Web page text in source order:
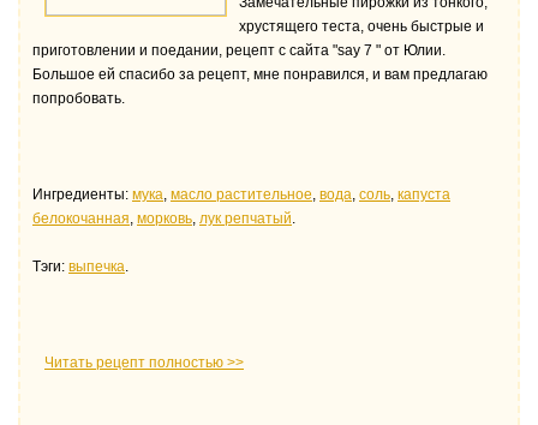
хрустящего теста, очень быстрые и
приготовлении и поедании, рецепт с сайта "say 7 " от Юлии.
Большое ей спасибо за рецепт, мне понравился, и вам предлагаю
попробовать.
Ингредиенты: мука, масло растительное, водa, соль, капуста
белокочанная, морковь, лук репчатый.
Тэги: выпечка.
Читать рецепт полностью >>